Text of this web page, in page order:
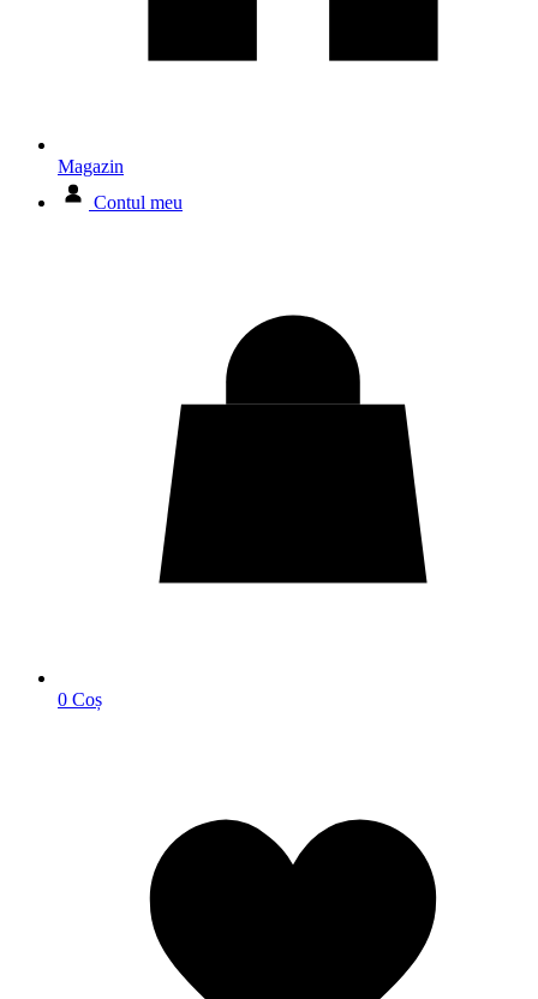
Magazin
Contul meu
0 Coș